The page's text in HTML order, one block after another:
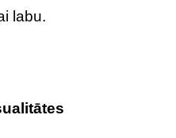
labu.